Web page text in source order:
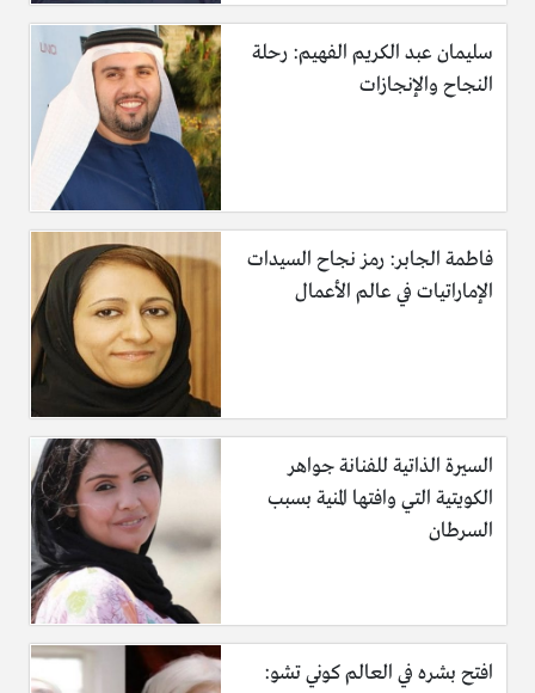
سليمان عبد الكريم الفهيم: رحلة
النجاح والإنجازات
فاطمة الجابر: رمز نجاح السيدات
الإماراتيات في عالم الأعمال
السيرة الذاتية للفنانة جواهر
الكويتية التي وافتها المنية بسبب
السرطان
افتح بشره في العالم كوني تشو: